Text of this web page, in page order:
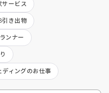
サービス
引き出物
ンナー
ディングのお仕事